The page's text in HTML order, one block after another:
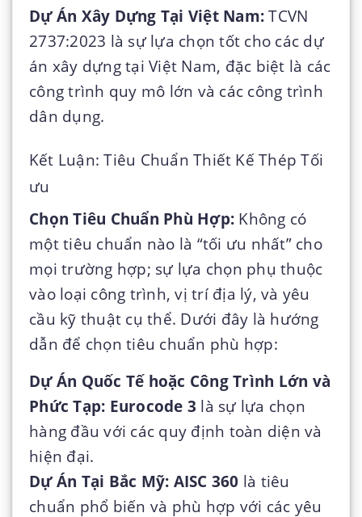
Dự Án Xây Dựng Tại Việt Nam: TCVN
2737:2023 là sự lựa chọn tốt cho các dự
án xây dựng tại Việt Nam, đặc biệt là các
công trình quy mô lớn và các công trình
dân dụng.
Kết Luận: Tiêu Chuẩn Thiết Kế Thép Tối
ưu
Chọn Tiêu Chuẩn Phù Hợp: Không có
một tiêu chuẩn nào là “tối ưu nhất” cho
mọi trường hợp; sự lựa chọn phụ thuộc
vào loại công trình, vị trí địa lý, và yêu
cầu kỹ thuật cụ thể. Dưới đây là hướng
dẫn để chọn tiêu chuẩn phù hợp:
Dự Án Quốc Tế hoặc Công Trình Lớn và
Phức Tạp: Eurocode 3 là sự lựa chọn
hàng đầu với các quy định toàn diện và
hiện đại.
Dự Án Tại Bắc Mỹ: AISC 360 là tiêu
chuẩn phổ biến và phù hợp với các yêu